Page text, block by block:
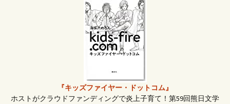
『キッズファイヤー・ドットコム』
ホストがクラウドファンディングで炎上子育て！第59回熊日文学